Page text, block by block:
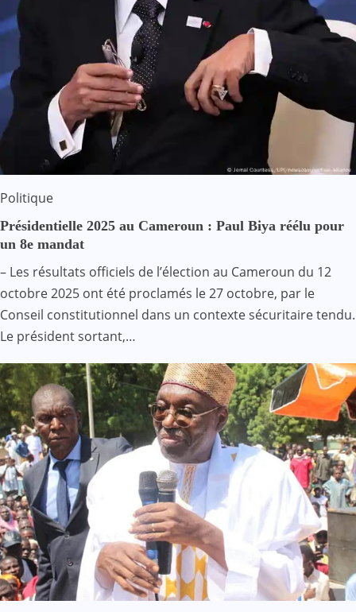
Politique
Présidentielle 2025 au Cameroun : Paul Biya réélu pour
un 8e mandat
– Les résultats officiels de l’élection au Cameroun du 12
octobre 2025 ont été proclamés le 27 octobre, par le
Conseil constitutionnel dans un contexte sécuritaire tendu.
Le président sortant,…